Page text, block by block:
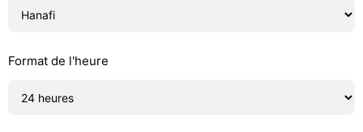
Format de l'heure